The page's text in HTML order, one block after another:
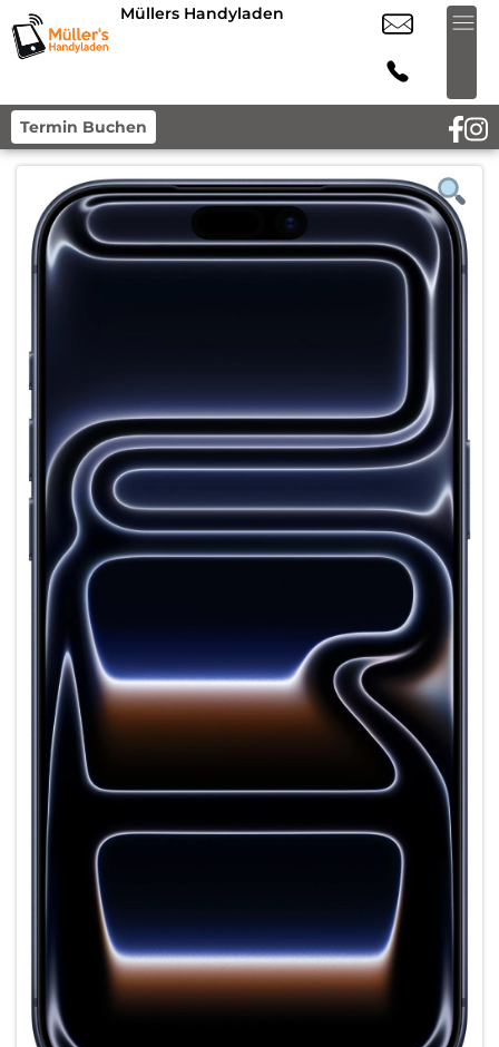
Müllers Handyladen
Termin Buchen